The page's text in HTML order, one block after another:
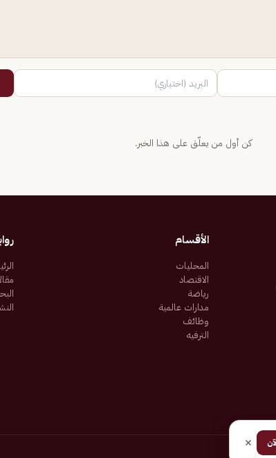
كن أول من يعلّق على هذا الخبر.
الأقسام
المحليات
الاقتصاد
رياضة
مدارات عالمية
وظائف
الترفيه
عاجل